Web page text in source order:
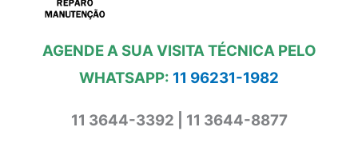
AGENDE A SUA VISITA TÉCNICA PELO
WHATSAPP: 11 96231-1982
11 3644-3392 | 11 3644-8877